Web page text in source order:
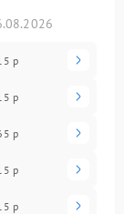
р
р
р
р
р